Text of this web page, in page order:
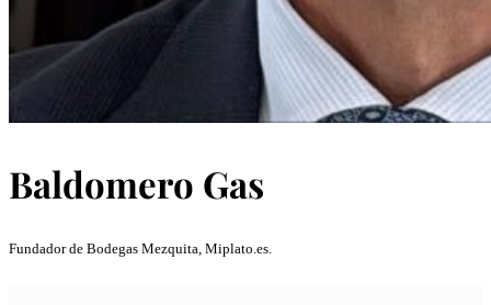
Baldomero Gas
Fundador de Bodegas Mezquita, Miplato.es.